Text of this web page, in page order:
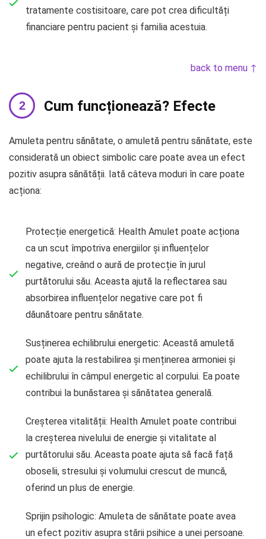
tratamente costisitoare, care pot crea dificultăți
financiare pentru pacient și familia acestuia.
back to menu ↑
Cum funcționează? Efecte
Amuleta pentru sănătate, o amuletă pentru sănătate, este
considerată un obiect simbolic care poate avea un efect
pozitiv asupra sănătății. Iată câteva moduri în care poate
acționa:
Protecție energetică: Health Amulet poate acționa
ca un scut împotriva energiilor și influențelor
negative, creând o aură de protecție în jurul
purtătorului său. Aceasta ajută la reflectarea sau
absorbirea influențelor negative care pot fi
dăunătoare pentru sănătate.
Susținerea echilibrului energetic: Această amuletă
poate ajuta la restabilirea și menținerea armoniei și
echilibrului în câmpul energetic al corpului. Ea poate
contribui la bunăstarea și sănătatea generală.
Creșterea vitalității: Health Amulet poate contribui
la creșterea nivelului de energie și vitalitate al
purtătorului său. Aceasta poate ajuta să facă față
oboselii, stresului și volumului crescut de muncă,
oferind un plus de energie.
Sprijin psihologic: Amuleta de sănătate poate avea
un efect pozitiv asupra stării psihice a unei persoane.